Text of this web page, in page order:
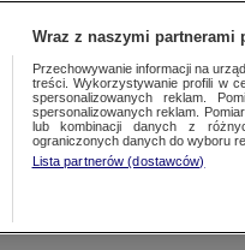
Wraz z naszymi partnerami
Przechowywanie informacji na
treści. Wykorzystywanie profili w
spersonalizowanych reklam.
spersonalizowanych reklam.
lub kombinacji danych z
ograniczonych danych do wyboru
Lista partnerów (dostawców)